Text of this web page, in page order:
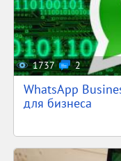
1737 2
WhatsApp
для бизнеса